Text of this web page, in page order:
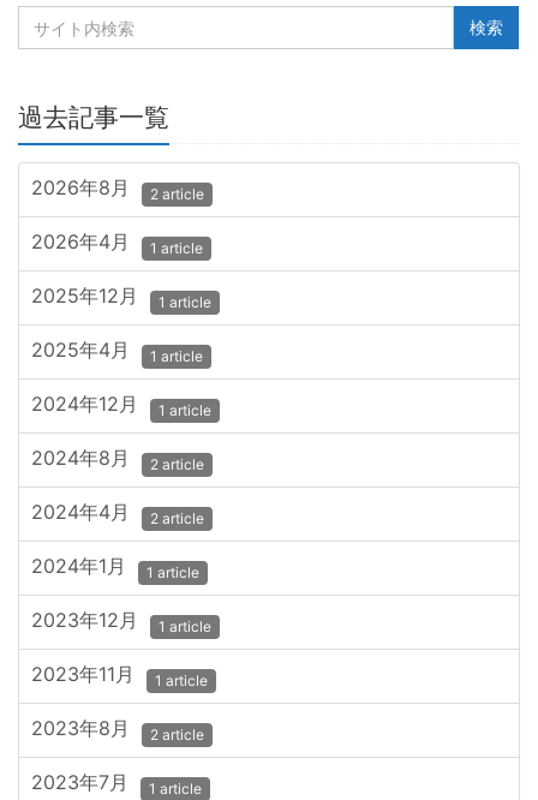
過去記事一覧
2026年8月 2 article
2026年4月 1 article
2025年12月 1 article
2025年4月 1 article
2024年12月 1 article
2024年8月 2 article
2024年4月 2 article
2024年1月 1 article
2023年12月 1 article
2023年11月 1 article
2023年8月 2 article
2023年7月 1 article